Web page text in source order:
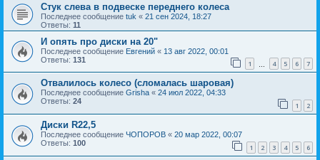
Стук слева в подвеске переднего колеса
Последнее сообщение tuk « 21 сен 2024, 18:27
Ответы: 11
И опять про диски на 20"
Последнее сообщение Евгений « 13 авг 2022, 00:01
Ответы: 131 1 4 5 6 7
Отвалилось колесо (сломалась шаровая)
Последнее сообщение Grisha « 24 июл 2022, 04:33
Ответы: 24 1 2
Диски R22,5
Последнее сообщение ЧОПОРОВ « 20 мар 2022, 00:07
Ответы: 100 1 2 3 4 5 6